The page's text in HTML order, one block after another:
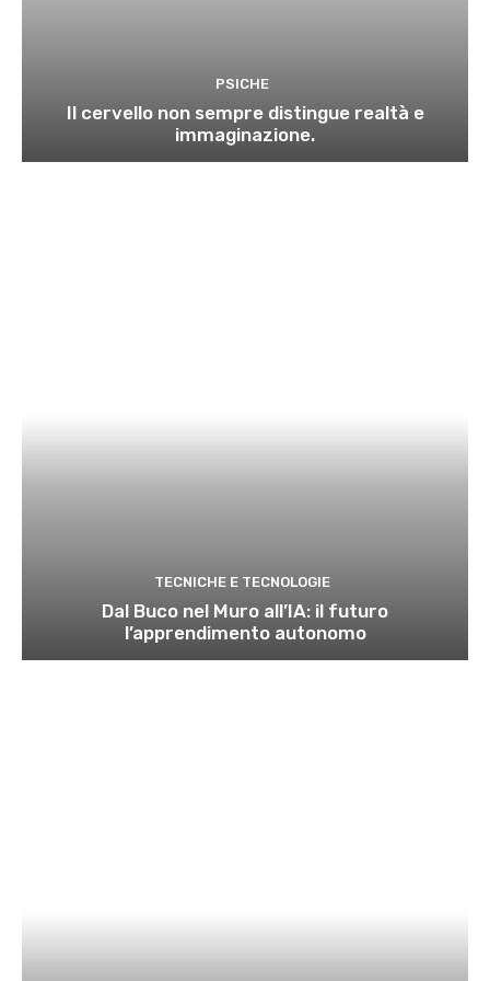
PSICHE
Il cervello non sempre distingue realtà e
immaginazione.
TECNICHE E TECNOLOGIE
Dal Buco nel Muro all’IA: il futuro
l’apprendimento autonomo